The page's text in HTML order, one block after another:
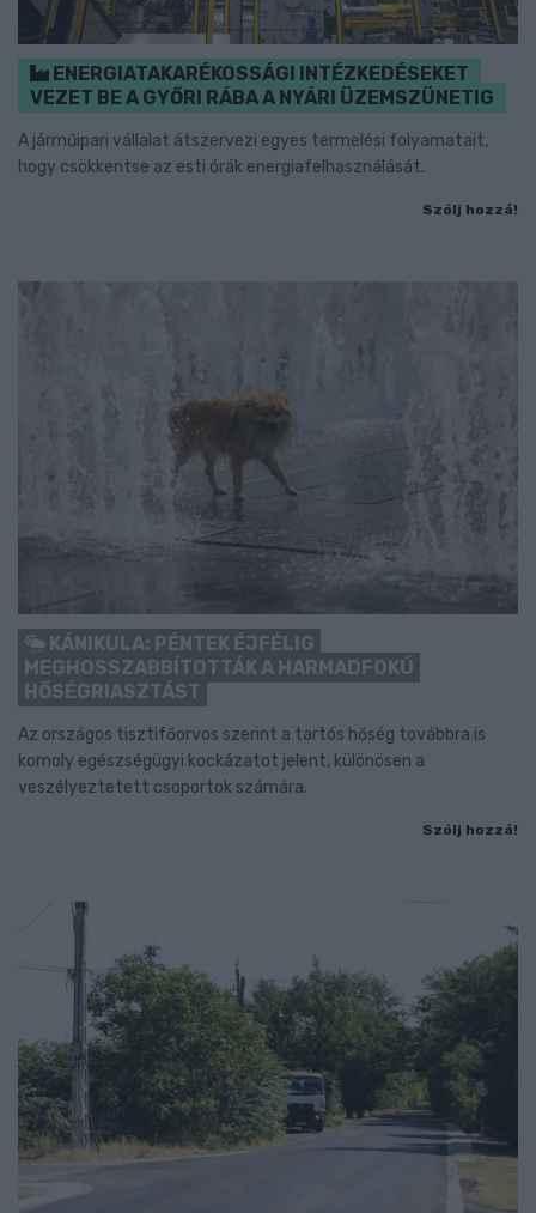
ENERGIATAKARÉKOSSÁGI INTÉZKEDÉSEKET
VEZET BE A GYŐRI RÁBA A NYÁRI ÜZEMSZÜNETIG
A járműipari vállalat átszervezi egyes termelési folyamatait,
hogy csökkentse az esti órák energiafelhasználását.
Szólj hozzá!
KÁNIKULA: PÉNTEK ÉJFÉLIG
MEGHOSSZABBÍTOTTÁK A HARMADFOKÚ
HŐSÉGRIASZTÁST
Az országos tisztifőorvos szerint a tartós hőség továbbra is
komoly egészségügyi kockázatot jelent, különösen a
veszélyeztetett csoportok számára.
Szólj hozzá!